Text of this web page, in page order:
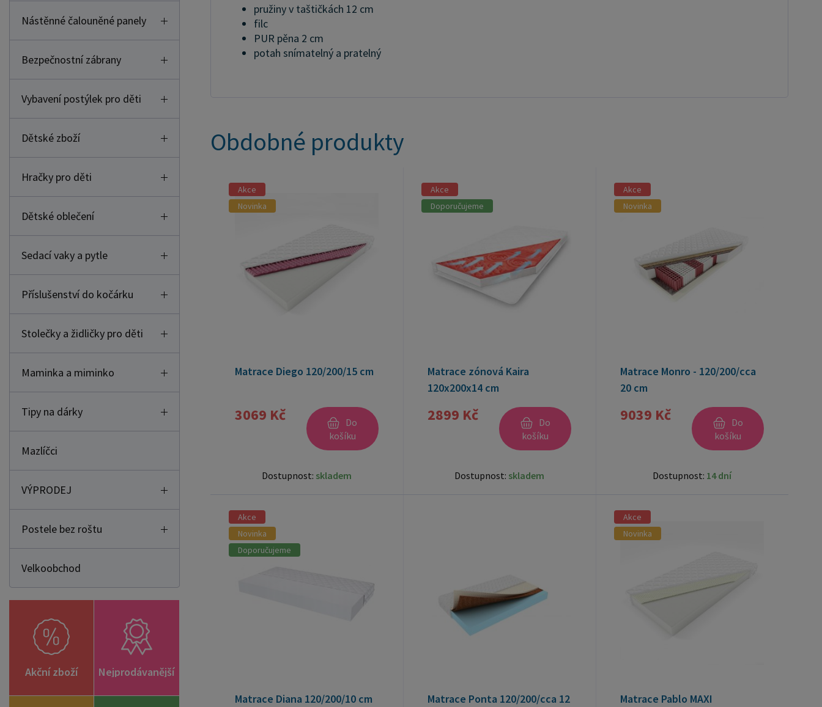
Nástěnné čalouněné panely
Bezpečnostní zábrany
Vybavení postýlek pro děti
Dětské zboží
Hračky pro děti
Dětské oblečení
Sedací vaky a pytle
Příslušenství do kočárku
Stolečky a židličky pro děti
Maminka a miminko
Tipy na dárky
Mazlíčci
VÝPRODEJ
Postele bez roštu
Velkoobchod
Akční zboží Nejprodávanější
pružiny v taštičkách 12 cm
filc
PUR pěna 2 cm
potah snímatelný a pratelný
Obdobné produkty
Akce
Novinka
Matrace Diego 120/200/15 cm
3069 Kč
Do
košíku
Dostupnost: skladem
Akce
Doporučujeme
Matrace zónová Kaira
120x200x14 cm
2899 Kč
Do
košíku
Dostupnost: skladem
Akce
Novinka
Matrace Monro - 120/200/cca
20 cm
9039 Kč
Do
košíku
Dostupnost: 14 dní
Akce
Novinka
Doporučujeme
Matrace Diana 120/200/10 cm
Matrace Ponta 120/200/cca 12
Akce
Novinka
Matrace Pablo MAXI